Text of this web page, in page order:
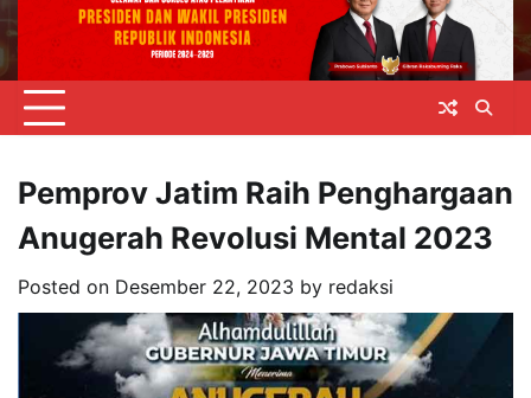
Pemprov Jatim Raih Penghargaan
Anugerah Revolusi Mental 2023
Posted on Desember 22, 2023 by redaksi